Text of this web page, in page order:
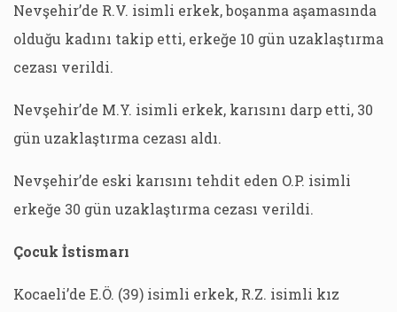
Nevşehir’de R.V. isimli erkek, boşanma aşamasında
olduğu kadını takip etti, erkeğe 10 gün uzaklaştırma
cezası verildi.
Nevşehir’de M.Y. isimli erkek, karısını darp etti, 30
gün uzaklaştırma cezası aldı.
Nevşehir’de eski karısını tehdit eden O.P. isimli
erkeğe 30 gün uzaklaştırma cezası verildi.
Çocuk İstismarı
Kocaeli’de E.Ö. (39) isimli erkek, R.Z. isimli kız